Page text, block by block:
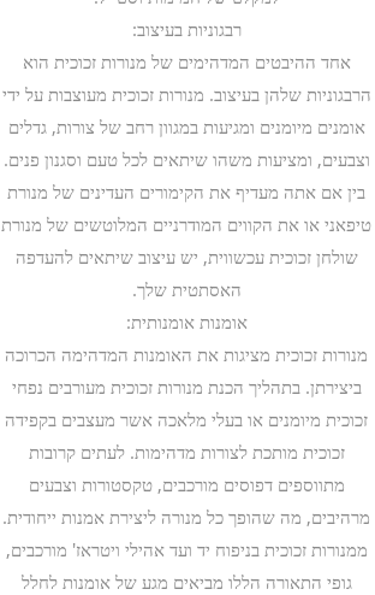
רבגוניות בעיצוב:
אחד ההיבטים המדהימים של מנורות זכוכית הוא
הרבגוניות שלהן בעיצוב. מנורות זכוכית מעוצבות על ידי
אומנים מיומנים ומגיעות במגוון רחב של צורות, גדלים
וצבעים, ומציעות משהו שיתאים לכל טעם וסגנון פנים.
בין אם אתה מעדיף את הקימורים העדינים של מנורת
טיפאני או את הקווים המודרניים המלוטשים של מנורת
שולחן זכוכית עכשווית, יש עיצוב שיתאים להעדפה
האסתטית שלך.
אומנות אומנותית:
מנורות זכוכית מציגות את האומנות המדהימה הכרוכה
ביצירתן. בתהליך הכנת מנורות זכוכית מעורבים נפחי
זכוכית מיומנים או בעלי מלאכה אשר מעצבים בקפידה
זכוכית מותכת לצורות מדהימות. לעתים קרובות
מתווספים דפוסים מורכבים, טקסטורות וצבעים
מרהיבים, מה שהופך כל מנורה ליצירת אמנות ייחודית.
ממנורות זכוכית בניפוח יד ועד אהילי ויטראז' מורכבים,
גופי התאורה הללו מביאים מגע של אומנות לחלל